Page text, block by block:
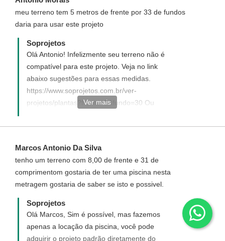
projeto elaborado a seu gosto e para as
medidas do seu terreno, enviaremos uma
proposta informando com detalhes como
funciona, quais os custos e como adquirir
um projeto personalizado. Disponha para
quaisquer dúvida, será um prazer ter você
como um de nossos clientes.
https://www.soprojetos.com.br/ver-
projetos/sobrados/plantas/?
meu terreno tem 5 metros de frente por 33 de fundos
daria para usar este projeto
Soprojetos
Olá Antonio! Infelizmente seu terreno não é
compatível para este projeto. Veja no link
abaixo sugestões para essas medidas.
https://www.soprojetos.com.br/ver-
projetos/plantas?frente=5&fundo=30 Ou
elaborado de acordo com suas
terreno. Para entender como funciona e
solicitar o seu enviaremos link para seu
email.
Ver mais
Marcos Antonio Da Silva
tenho um terreno com 8,00 de frente e 31 de
comprimentom gostaria de ter uma piscina nesta
metragem gostaria de saber se isto e possivel.
Soprojetos
Olá Marcos, Sim é possível, mas fazemos
apenas a locação da piscina, você pode
adquirir o projeto padrão diretamente do